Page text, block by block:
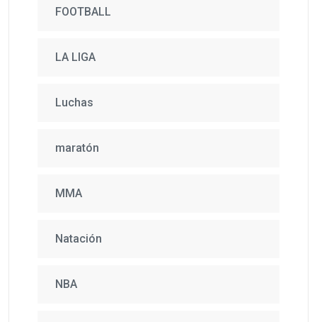
FOOTBALL
LA LIGA
Luchas
maratón
MMA
Natación
NBA